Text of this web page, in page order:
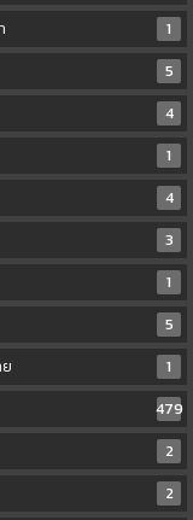
1
5
4
1
4
3
1
5
1
479
2
2